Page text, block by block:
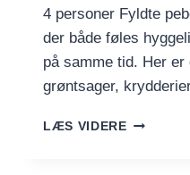
4 personer Fyldte
der både føles
på samme tid. Her
grøntsager,
LÆS VIDEREFYLDTE